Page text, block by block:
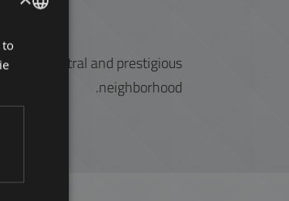
most central and prestigious
neighborhood.
to